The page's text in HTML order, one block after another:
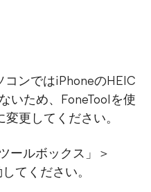
コンではiPhoneのHEIC
いため、FoneToolを使
更してください。
ールボックス」＞
てください。